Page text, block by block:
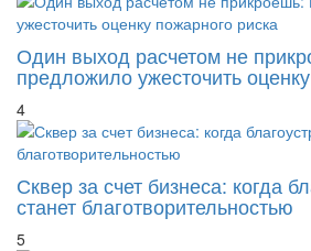
Один выход расчетом не
предложило ужесточить
4
Сквер за счет бизнеса: когда
станет благотворительностью
5